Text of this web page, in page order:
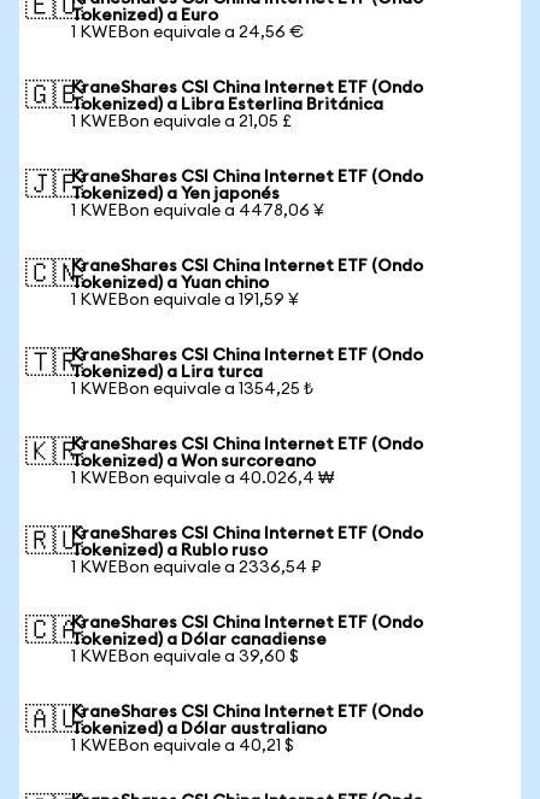
🇪🇺Tokenized) a Euro
1 KWEBon equivale a 24,56 €
🇬🇧KraneShares CSI China Internet ETF (Ondo
Tokenized) a Libra Esterlina Británica
1 KWEBon equivale a 21,05 £
🇯🇵KraneShares CSI China Internet ETF (Ondo
Tokenized) a Yen japonés
1 KWEBon equivale a 4478,06 ¥
🇨🇳KraneShares CSI China Internet ETF (Ondo
Tokenized) a Yuan chino
1 KWEBon equivale a 191,59 ¥
🇹🇷KraneShares CSI China Internet ETF (Ondo
Tokenized) a Lira turca
1 KWEBon equivale a 1354,25 ₺
🇰🇷KraneShares CSI China Internet ETF (Ondo
Tokenized) a Won surcoreano
1 KWEBon equivale a 40.026,4 ₩
🇷🇺KraneShares CSI China Internet ETF (Ondo
Tokenized) a Rublo ruso
1 KWEBon equivale a 2336,54 ₽
🇨🇦KraneShares CSI China Internet ETF (Ondo
Tokenized) a Dólar canadiense
1 KWEBon equivale a 39,60 $
🇦🇺KraneShares CSI China Internet ETF (Ondo
Tokenized) a Dólar australiano
1 KWEBon equivale a 40,21 $